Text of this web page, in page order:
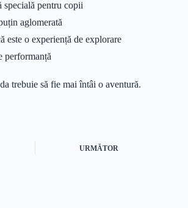
specială pentru copii
aglomerată
o experiență de explorare
performanță
trebuie să fie mai întâi o aventură.
URMĂTOR